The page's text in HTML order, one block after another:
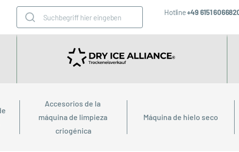
Hotline+49 6151
Accesorios de la
máquina de limpieza
criogénica
Máquina de hielo seco